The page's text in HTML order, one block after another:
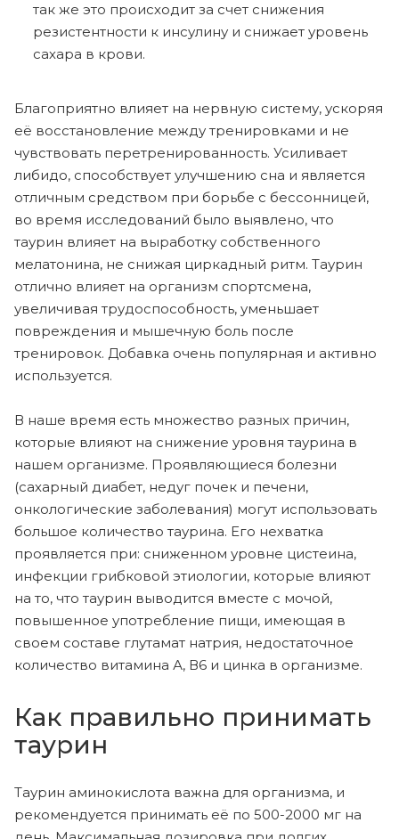
так же это происходит за счет снижения
резистентности к инсулину и снижает уровень
сахара в крови.
Благоприятно влияет на нервную систему, ускоряя
её восстановление между тренировками и не
чувствовать перетренированность. Усиливает
либидо, способствует улучшению сна и является
отличным средством при борьбе с бессонницей,
во время исследований было выявлено, что
таурин влияет на выработку собственного
мелатонина, не снижая циркадный ритм. Таурин
отлично влияет на организм спортсмена,
увеличивая трудоспособность, уменьшает
повреждения и мышечную боль после
тренировок. Добавка очень популярная и активно
используется.
В наше время есть множество разных причин,
которые влияют на снижение уровня таурина в
нашем организме. Проявляющиеся болезни
(сахарный диабет, недуг почек и печени,
онкологические заболевания) могут использовать
большое количество таурина. Его нехватка
проявляется при: сниженном уровне цистеина,
инфекции грибковой этиологии, которые влияют
на то, что таурин выводится вместе с мочой,
повышенное употребление пищи, имеющая в
своем составе глутамат натрия, недостаточное
количество витамина А, В6 и цинка в организме.
Как правильно принимать
таурин
Таурин аминокислота важна для организма, и
рекомендуется принимать её по 500-2000 мг на